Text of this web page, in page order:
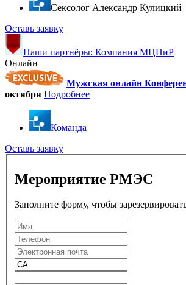
Cексолог Александр Кулицкий
Оставь заявку
Наши партнёры: Компания МЦПиР
Онлайн
Мужская онлайн
октября Подробнее
Команда
Оставь заявку
Мероприятие РМЭС
Заполните форму, чтобы